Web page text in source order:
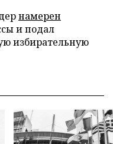
намерен
и подал
избирательную